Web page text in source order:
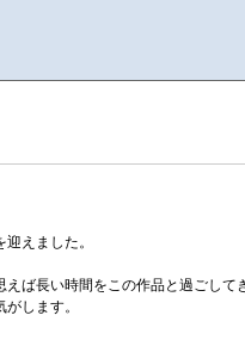
えました。
ば長い時間をこの作品と過ごして
します。